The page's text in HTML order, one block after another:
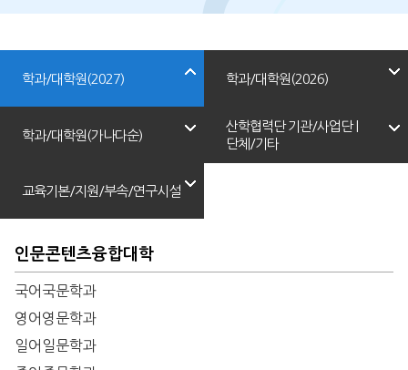
학과/대학원(2027)
인문콘텐츠융합대학
국어국문학과
영어영문학과
일어일문학과
학과/대학원(2026)
학과/대학원(가나다순)
교육기본/지원/부속/연구시설
산학협력단 기관/사업단 |
단체/기타